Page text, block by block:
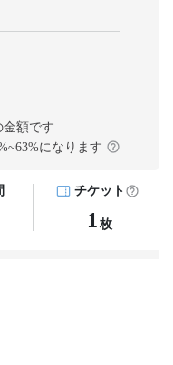
金額です
63%になります
チケット
1 枚